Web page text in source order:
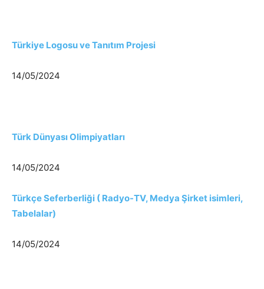
Türkiye Logosu ve Tanıtım Projesi
14/05/2024
Türk Dünyası Olimpiyatları
14/05/2024
Türkçe Seferberliği ( Radyo-TV, Medya Şirket isimleri,
Tabelalar)
14/05/2024